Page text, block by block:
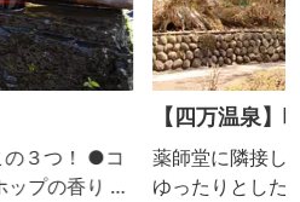
の３つ！ ●コ
ップの香り ●
【四万温泉
薬師堂に隣接し
ゆったりとした